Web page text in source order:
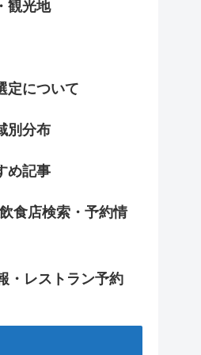
観光地
定について
別分布
め記事
食店検索・予約情
レストラン予約